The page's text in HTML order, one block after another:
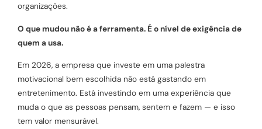
organizações.
O que mudou não é a ferramenta. É o nível de exigência de
quem a usa.
Em 2026, a empresa que investe em uma palestra
motivacional bem escolhida não está gastando em
entretenimento. Está investindo em uma experiência que
muda o que as pessoas pensam, sentem e fazem — e isso
tem valor mensurável.